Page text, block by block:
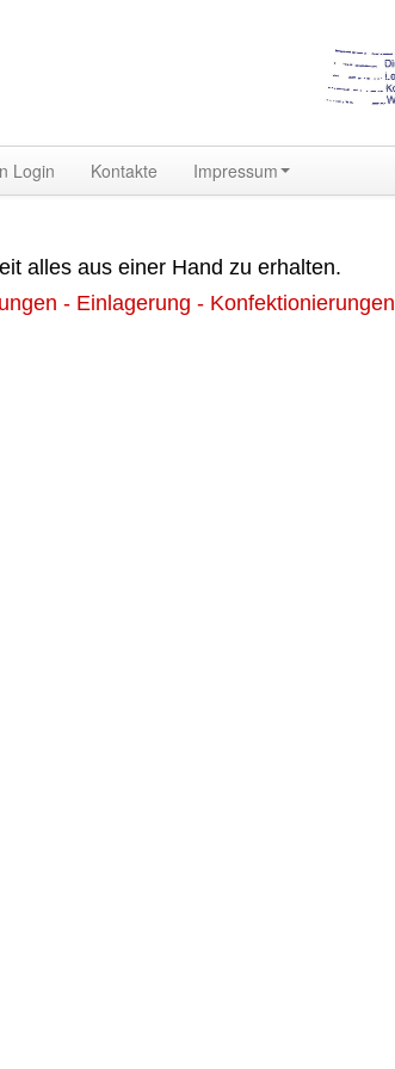
Login Kontakte Impressum
alles aus einer Hand zu erhalten.
- Einlagerung - Konfektionierungen